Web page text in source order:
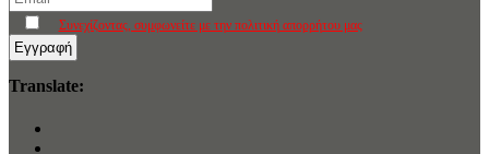
Συνεχίζοντας, συμφωνείτε με την πολιτική απορρήτου μας
Translate: